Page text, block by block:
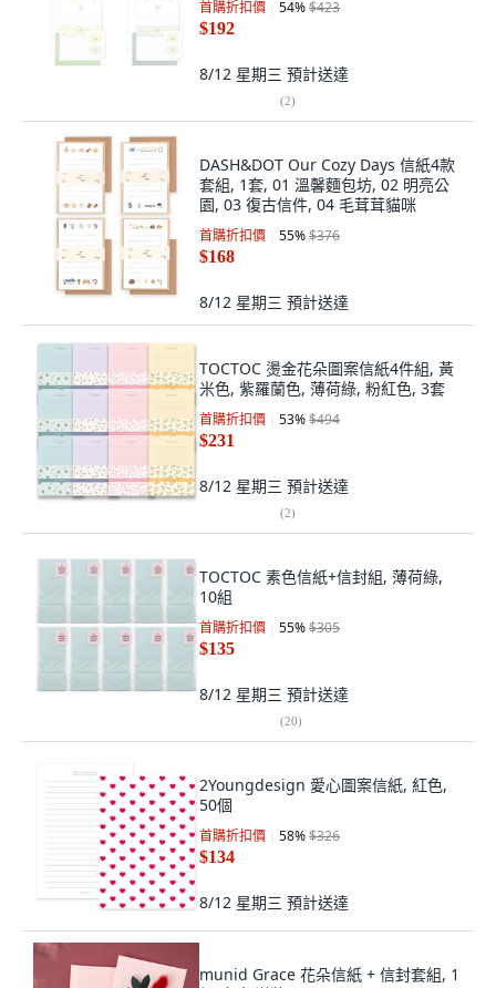
首購折扣價 54%$423
$192
8/12 星期三 預計送達
(2)
DASH&DOT Our Cozy Days 信紙4款
套組, 1套, 01 溫馨麵包坊, 02 明亮公
園, 03 復古信件, 04 毛茸茸貓咪
首購折扣價 55%$376
$168
8/12 星期三 預計送達
TOCTOC 燙金花朵圖案信紙4件組, 黃
米色, 紫羅蘭色, 薄荷綠, 粉紅色, 3套
首購折扣價 53%$494
$231
8/12 星期三 預計送達
(2)
TOCTOC 素色信紙+信封組, 薄荷綠,
10組
首購折扣價 55%$305
$135
8/12 星期三 預計送達
(20)
2Youngdesign 愛心圖案信紙, 紅色,
50個
首購折扣價 58%$326
$134
8/12 星期三 預計送達
munid Grace 花朵信紙 + 信封套組, 1